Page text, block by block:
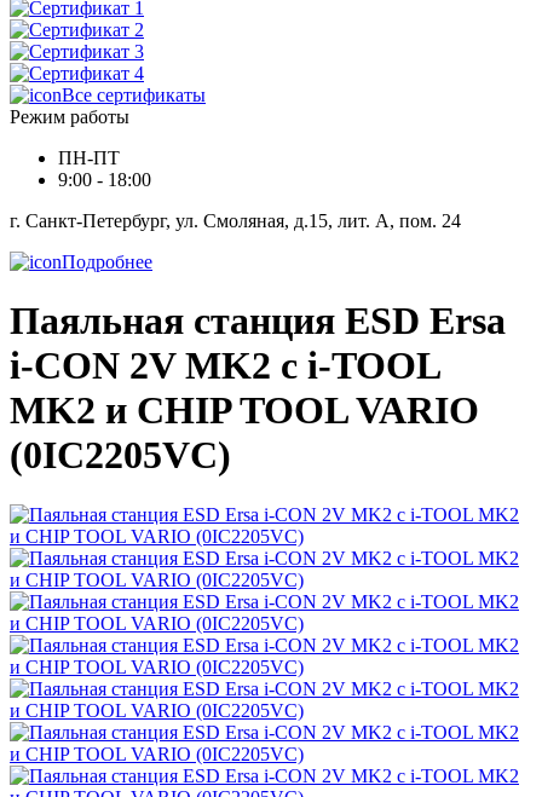
Все сертификаты
Режим работы
ПН-ПТ
9:00 - 18:00
г. Санкт-Петербург, ул. Смоляная, д.15, лит. А, пом. 24
Подробнее
Паяльная станция ESD Ersa
i-CON 2V MK2 с i-TOOL
MK2 и CHIP TOOL VARIO
(0IC2205VC)